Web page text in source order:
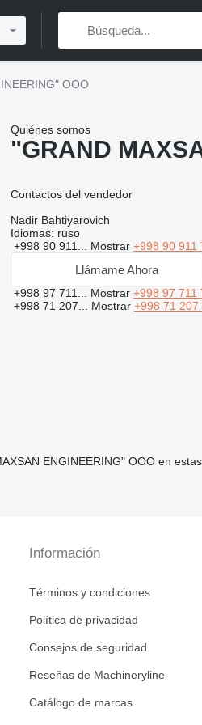
OOO
Quiénes somos
"GRAND
Contactos del vendedor
Nadir Bahtiyarovich
Idiomas: ruso
+998 90 911... Mostrar +998 90 911
Llámame Ahora
+998 97 711... Mostrar +998 97 711
+998 71 207... Mostrar +998 71 207
ENGINEERING" OOO en
Información
Términos y condiciones
Política de privacidad
Consejos de seguridad
Reseñas de Machineryline
Catálogo de marcas